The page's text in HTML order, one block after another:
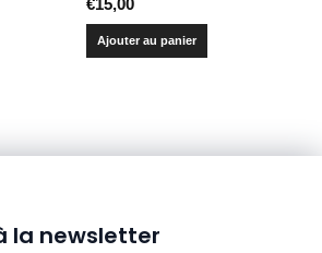
€15,00
Ajouter au panier
la newsletter